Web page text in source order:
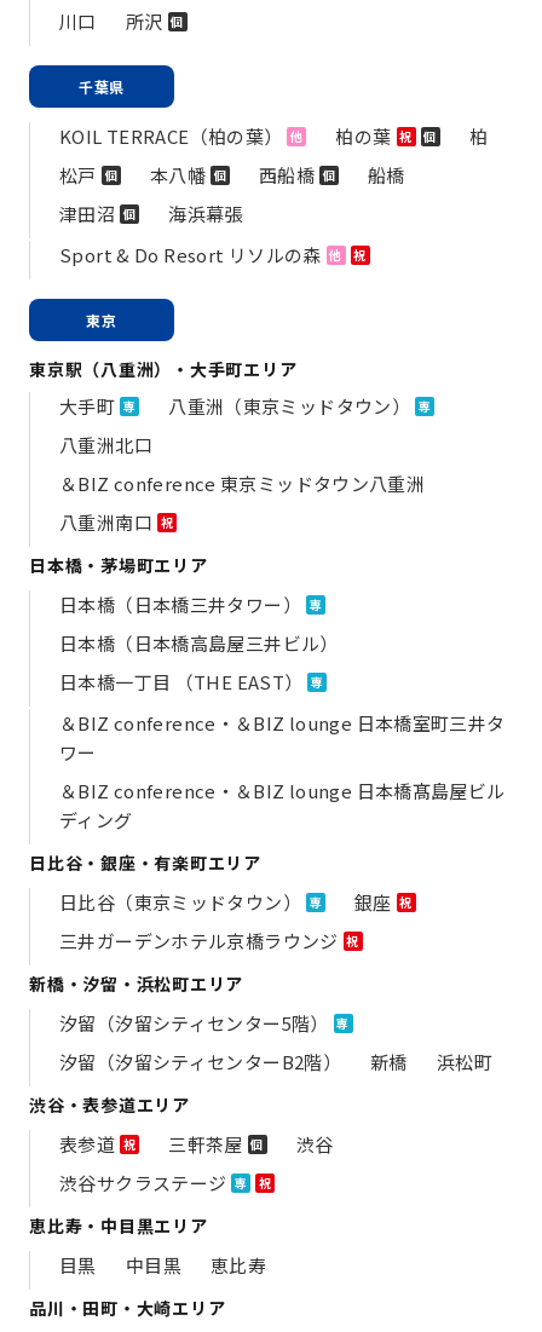
川口 所沢 個
千葉県
KOIL TERRACE（柏の葉） 他 柏の葉 祝 個
柏
松戸 個 本八幡 個 西船橋 個
船橋
津田沼 個
海浜幕張
Sport & Do Resort リソルの森 他 祝
東京
東京駅（八重洲）・大手町エリア
大手町 専 八重洲（東京ミッドタウン） 専
八重洲北口
＆BIZ conference 東京ミッドタウン八重洲
八重洲南口 祝
日本橋・茅場町エリア
日本橋（日本橋三井タワー） 専
日本橋（日本橋高島屋三井ビル）
日本橋一丁目 （THE EAST）
専
＆BIZ conference・＆BIZ lounge 日本橋室町三井タ
ワー
＆BIZ conference・＆BIZ lounge 日本橋髙島屋ビル
ディング
日比谷・銀座・有楽町エリア
日比谷（東京ミッドタウン） 専 銀座 祝
三井ガーデンホテル京橋ラウンジ 祝
新橋・汐留・浜松町エリア
汐留（汐留シティセンター5階） 専
汐留（汐留シティセンターB2階） 新橋 浜松町
渋谷・表参道エリア
表参道 祝 三軒茶屋 個
渋谷
渋谷サクラステージ 専 祝
恵比寿・中目黒エリア
目黒 中目黒 恵比寿
品川・田町・大崎エリア